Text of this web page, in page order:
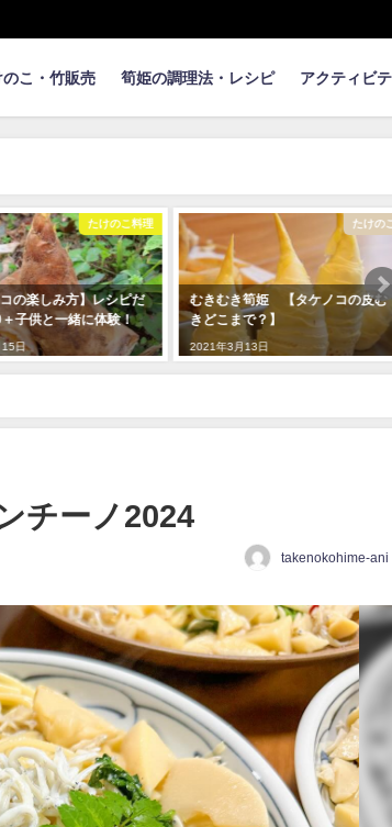
のこ・竹販売 筍姫の調理法・レシピ アクティビ
たけのこ
姫 【タケノコの皮む
？】
13日
ものづくり
流しそうめんの竹加工ムービー
3minバージョン
2020年5月15日
チーノ2024
takenokohime-ani